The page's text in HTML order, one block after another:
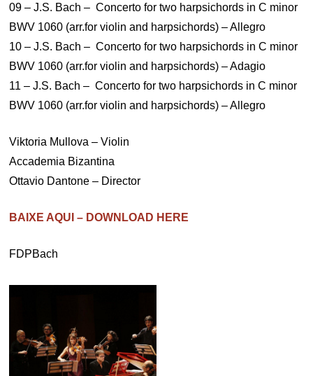
09 – J.S. Bach – Concerto for two harpsichords in C minor
BWV 1060 (arr.for violin and harpsichords) – Allegro
10 – J.S. Bach – Concerto for two harpsichords in C minor
BWV 1060 (arr.for violin and harpsichords) – Adagio
11 – J.S. Bach – Concerto for two harpsichords in C minor
BWV 1060 (arr.for violin and harpsichords) – Allegro
Viktoria Mullova – Violin
Accademia Bizantina
Ottavio Dantone – Director
BAIXE AQUI – DOWNLOAD HERE
FDPBach